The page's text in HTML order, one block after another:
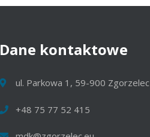
Dane kontaktowe
ul. Parkowa 1, 59-900 Zgorzelec
+48 75 77 52 415